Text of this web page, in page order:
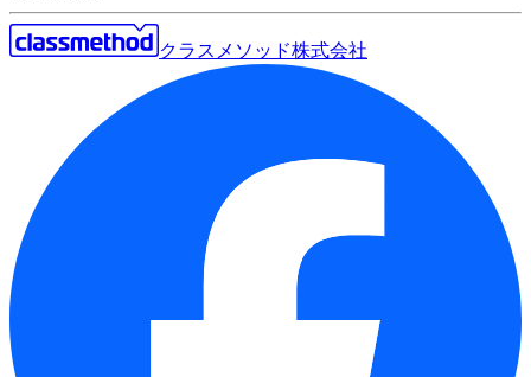
クラスメソッド株式会社